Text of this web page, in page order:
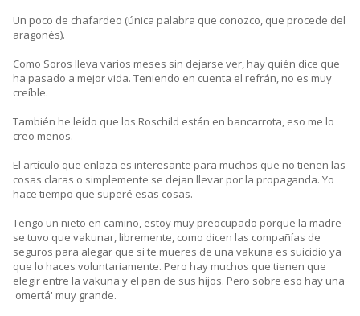
Un poco de chafardeo (única palabra que conozco, que procede del
aragonés).
Como Soros lleva varios meses sin dejarse ver, hay quién dice que
ha pasado a mejor vida. Teniendo en cuenta el refrán, no es muy
creíble.
También he leído que los Roschild están en bancarrota, eso me lo
creo menos.
El artículo que enlaza es interesante para muchos que no tienen las
cosas claras o simplemente se dejan llevar por la propaganda. Yo
hace tiempo que superé esas cosas.
Tengo un nieto en camino, estoy muy preocupado porque la madre
se tuvo que vakunar, libremente, como dicen las compañías de
seguros para alegar que si te mueres de una vakuna es suicidio ya
que lo haces voluntariamente. Pero hay muchos que tienen que
elegir entre la vakuna y el pan de sus hijos. Pero sobre eso hay una
'omertá' muy grande.